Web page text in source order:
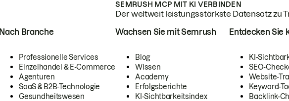
SEMRUSH MCP MIT KI VERBINDEN
Der weltweit leistungsstärkste Datensatz zu
Nach Branche
Professionelle Services
Einzelhandel & E-Commerce
Agenturen
SaaS & B2B-Technologie
Gesundheitswesen
Wachsen Sie mit Semrush
Blog
Wissen
Academy
Erfolgsberichte
KI-Sichtbarkeitsindex
Entdecken Sie
KI-
SEO-
Website-
Keyword-
Backlink-